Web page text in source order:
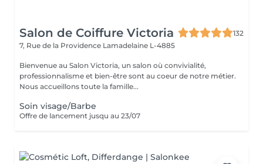
Salon de Coiffure Victoria
132
7, Rue de la Providence Lamadelaine L-4885
Bienvenue au Salon Victoria, un salon où convivialité,
professionnalisme et bien-être sont au coeur de notre métier.
Nous accueillons toute la famille...
Soin visage/Barbe
Offre de lancement jusqu au 23/07